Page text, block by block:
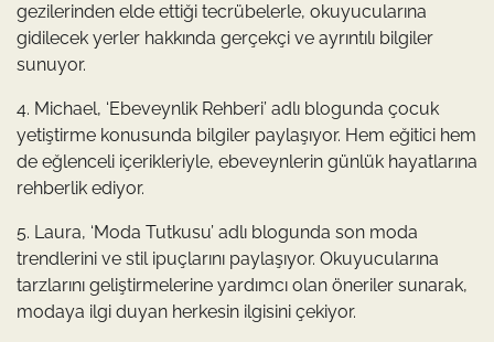
gezilerinden elde ettiği tecrübelerle, okuyucularına
gidilecek yerler hakkında gerçekçi ve ayrıntılı bilgiler
sunuyor.
4. Michael, ‘Ebeveynlik Rehberi’ adlı blogunda çocuk
yetiştirme konusunda bilgiler paylaşıyor. Hem eğitici hem
de eğlenceli içerikleriyle, ebeveynlerin günlük hayatlarına
rehberlik ediyor.
5. Laura, ‘Moda Tutkusu’ adlı blogunda son moda
trendlerini ve stil ipuçlarını paylaşıyor. Okuyucularına
tarzlarını geliştirmelerine yardımcı olan öneriler sunarak,
modaya ilgi duyan herkesin ilgisini çekiyor.